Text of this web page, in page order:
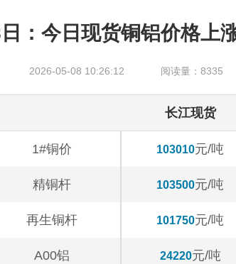
：今日现货铜铝价格上
2026-05-08 10:26:12 阅读量：8335
长江现货
1#铜价 103010元/吨
精铜杆 103500元/吨
再生铜杆 101750元/吨
A00铝 24220元/吨